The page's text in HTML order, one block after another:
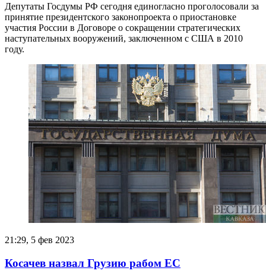
Депутаты Госдумы РФ сегодня единогласно проголосовали за
принятие президентского законопроекта о приостановке
участия России в Договоре о сокращении стратегических
наступательных вооружений, заключенном с США в 2010
году.
21:29, 5 фев 2023
Косачев назвал Грузию рабом ЕС